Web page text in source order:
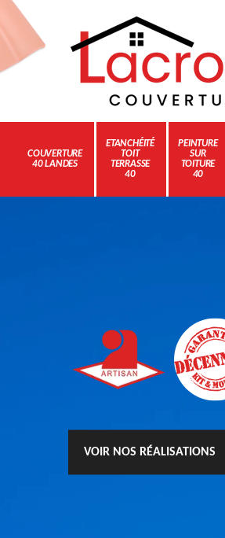
COUVERTURE
40 LANDES
ETANCHÉITÉ
TOIT
TERRASSE
40
PEINTURE
SUR
TOITURE
40
VOIR NOS RÉALISATIONS